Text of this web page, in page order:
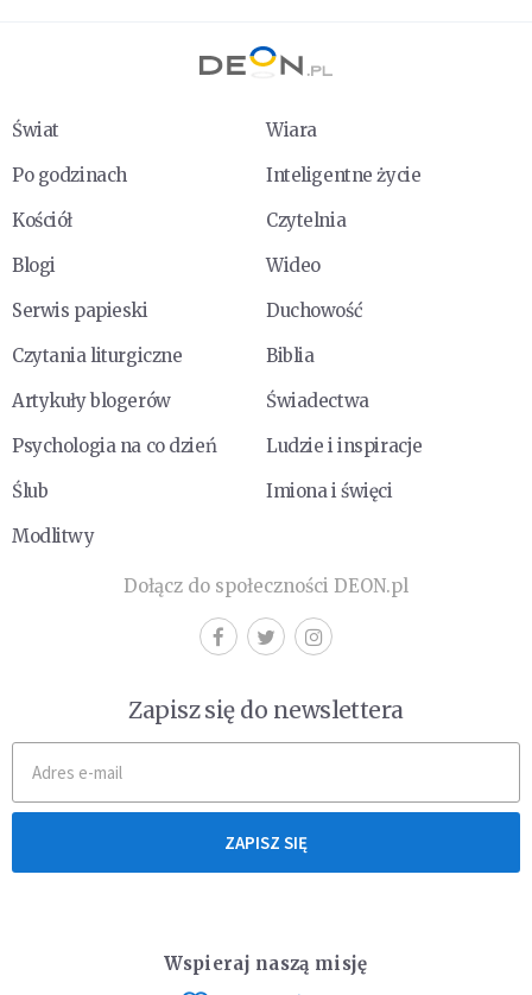
Świat
Wiara
Po godzinach
Inteligentne życie
Kościół
Czytelnia
Blogi
Wideo
Serwis papieski
Duchowość
Czytania liturgiczne
Biblia
Artykuły blogerów
Świadectwa
Psychologia na co dzień
Ludzie i inspiracje
Ślub
Imiona i święci
Modlitwy
Dołącz do społeczności DEON.pl
Zapisz się do newslettera
ZAPISZ SIĘ
Wspieraj naszą misję